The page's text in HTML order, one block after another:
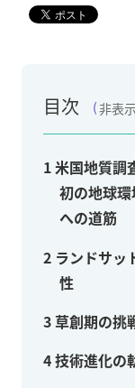
目次 非表
1米国地質調
初の地球
への道筋
2 ランドサッ
性
3草創期の挑
4技術進化の